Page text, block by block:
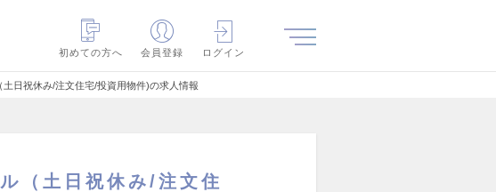
初めての方へ
会員登録 ログイン
日祝休み/注文住宅/投資用物件)の求人情報
（土日祝休み/注文住